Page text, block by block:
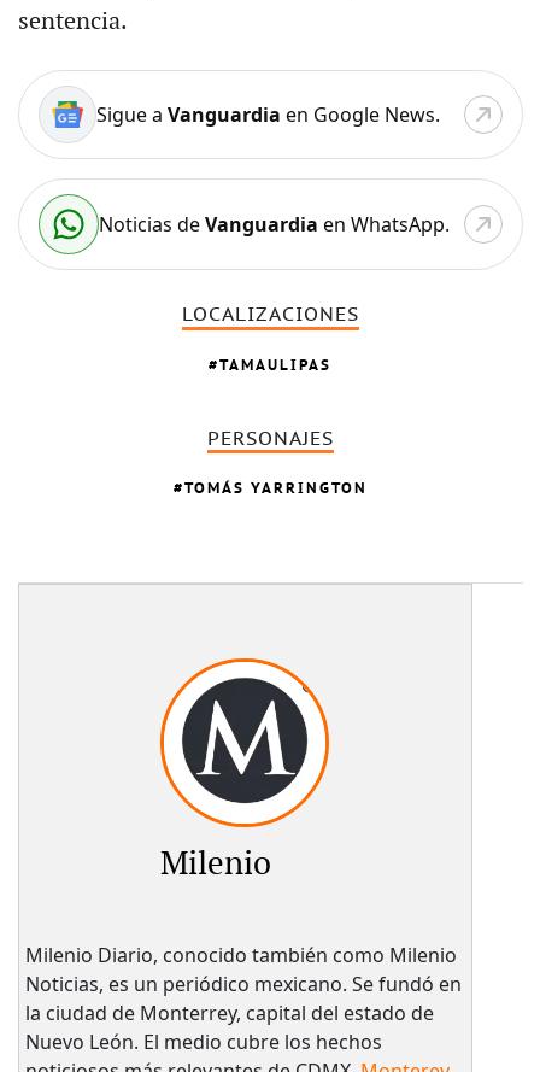
sentencia.
Sigue a Vanguardia en Google News.
Noticias deVanguardia en WhatsApp.
LOCALIZACIONES
TAMAULIPAS
PERSONAJES
TOMÁS YARRINGTON
Milenio
Milenio Diario, conocido también como Milenio
Noticias, es un periódico mexicano. Se fundó en
la ciudad de Monterrey, capital del estado de
Nuevo León. El medio cubre los hechos